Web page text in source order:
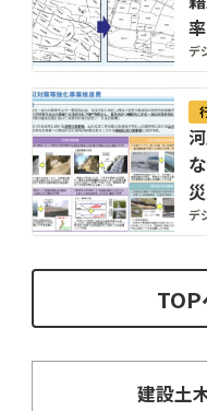
デ
デ
建設土